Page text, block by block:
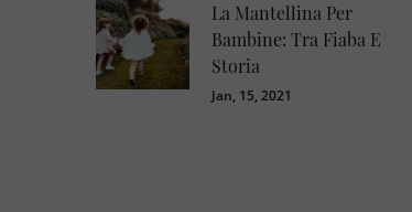
La Mantellina Per
Bambine: Tra Fiaba E
Storia
Jan, 15, 2021